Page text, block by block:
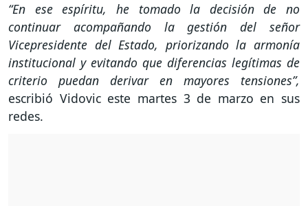
“En ese espíritu, he tomado la decisión de no
continuar acompañando la gestión del señor
Vicepresidente del Estado, priorizando la armonía
institucional y evitando que diferencias legítimas de
criterio puedan derivar en mayores tensiones”,
escribió Vidovic este martes 3 de marzo en sus
redes.